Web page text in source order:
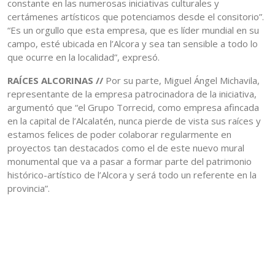
constante en las numerosas iniciativas culturales y
certámenes artísticos que potenciamos desde el consitorio”.
“Es un orgullo que esta empresa, que es líder mundial en su
campo, esté ubicada en l’Alcora y sea tan sensible a todo lo
que ocurre en la localidad”, expresó.
RAÍCES ALCORINAS // Por su parte, Miguel Ángel Michavila,
representante de la empresa patrocinadora de la iniciativa,
argumentó que “el Grupo Torrecid, como empresa afincada
en la capital de l’Alcalatén, nunca pierde de vista sus raíces y
estamos felices de poder colaborar regularmente en
proyectos tan destacados como el de este nuevo mural
monumental que va a pasar a formar parte del patrimonio
histórico-artístico de l’Alcora y será todo un referente en la
provincia”.